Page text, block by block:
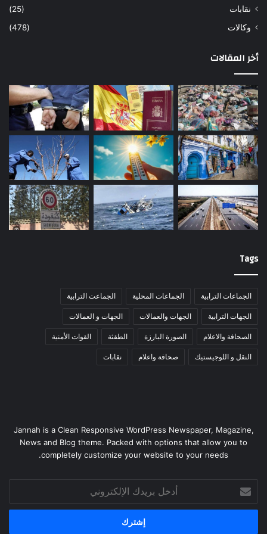
نقابات
(25)
وكالات
(478)
أخر المقالات
Tags
الجماعات الترابية الجماعات المحلية الجماعت الترابية
الجهات الترابية الجهات والعمالات الجهات و العمالات
الصحافة والاعلام الصورة البارزة الطقثة القوات الأمنية
النقل و اللوجيستيك صحافة واعلام نقابات
Jannah is a Clean Responsive WordPress Newspaper, Magazine,
News and Blog theme. Packed with options that allow you to
completely customize your website to your needs.
بريدك
الإلكتروني